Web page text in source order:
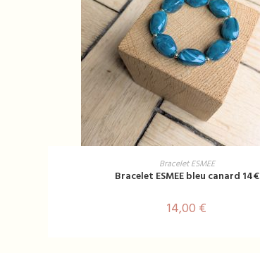
AJOUTER AU PANIER
Bracelet ESMEE
Bracelet ESMEE bleu canard 14€
14,00 €